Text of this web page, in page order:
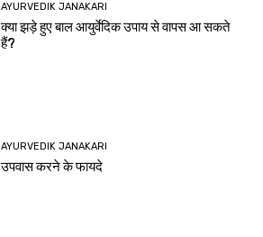
AYURVEDIK JANAKARI
क्या झड़े हुए बाल आयुर्वेदिक उपाय से वापस आ सकते
हैं?
AYURVEDIK JANAKARI
उपवास करने के फायदे